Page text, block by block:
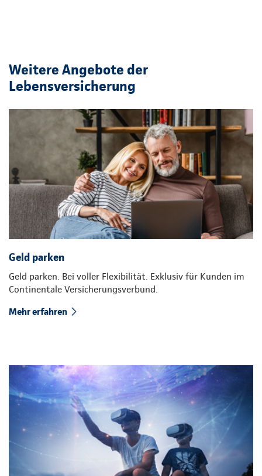
Weitere Angebote der
Lebensversicherung
Geld parken
Geld parken. Bei voller Flexibilität. Exklusiv für Kunden im
Continentale Versicherungsverbund.
Mehr erfahren